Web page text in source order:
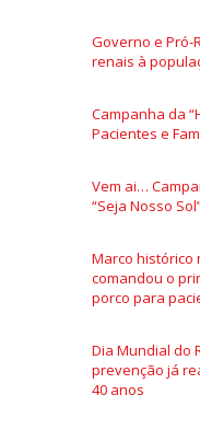
Governo e Pró-
renais à
Campanha da
Pacientes e
Vem ai…
“Seja Nosso
Marco histórico
comandou o
porco para
Dia Mundial do
prevenção já
40 anos